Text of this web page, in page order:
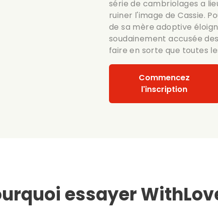
série de cambriolages a
ruiner l'image de Cassie.
de sa mère adoptive
soudainement accusée
faire en sorte que toutes
Commencez
l'inscription
essayer